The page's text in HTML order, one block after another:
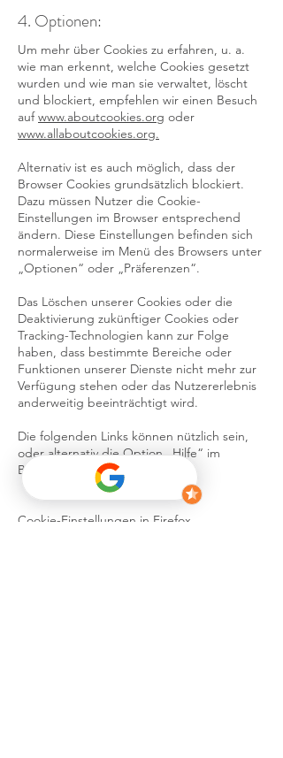
4. Optionen:
Um mehr über Cookies zu erfahren, u. a.
wie man erkennt, welche Cookies gesetzt
wurden und wie man sie verwaltet, löscht
und blockiert, empfehlen wir einen Besuch
aufwww.aboutcookies.org oder
www.allaboutcookies.org.
Alternativ ist es auch möglich, dass der
Browser Cookies grundsätzlich blockiert.
Dazu müssen Nutzer die Cookie-
Einstellungen im Browser entsprechend
ändern. Diese Einstellungen befinden sich
normalerweise im Menü des Browsers unter
„Optionen“ oder „Präferenzen“.
Das Löschen unserer Cookies oder die
Deaktivierung zukünftiger Cookies oder
Tracking-Technologien kann zur Folge
haben, dass bestimmte Bereiche oder
Funktionen unserer Dienste nicht mehr zur
Verfügung stehen oder das Nutzererlebnis
anderweitig beeinträchtigt wird.
Die folgenden Links können nützlich sein,
oder alternativ die Option „Hilfe“ im
Browser.
Cookie-Einstellungen in Firefox